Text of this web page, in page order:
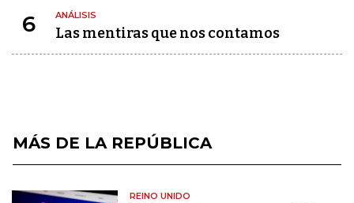
6 ANÁLISIS
Las mentiras que nos contamos
MÁS DE LA REPÚBLICA
REINO UNIDO